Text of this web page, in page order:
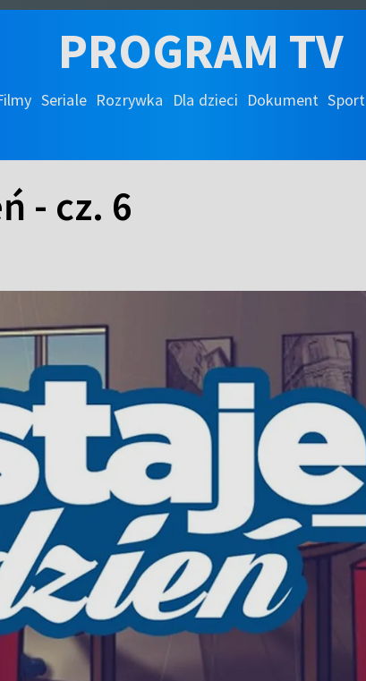
PROGRAM TV
Seriale Rozrywka Dla dzieci Dokument Sport
- cz. 6